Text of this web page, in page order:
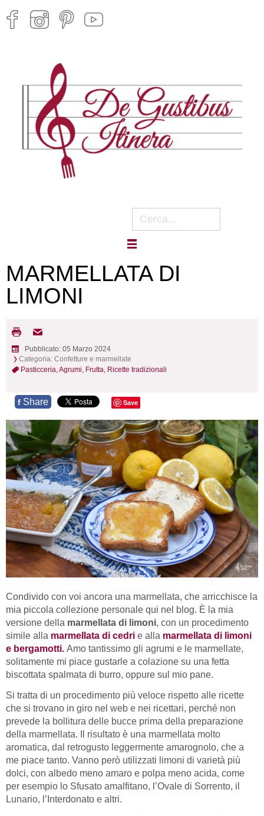
MARMELLATA DI
LIMONI
Pubblicato: 05 Marzo 2024
Categoria: Confetture e marmellate
Pasticceria,Agrumi, Frutta, Ricette tradizionali
f Share Save
Condivido con voi ancora una marmellata, che arricchisce la
mia piccola collezione personale qui nel blog. È la mia
versione della marmellata di limoni, con un procedimento
simile alla marmellata di cedri e alla marmellata di limoni
e bergamotti. Amo tantissimo gli agrumi e le marmellate,
solitamente mi piace gustarle a colazione su una fetta
biscottata spalmata di burro, oppure sul mio pane.
Si tratta di un procedimento più veloce rispetto alle ricette
che si trovano in giro nel web e nei ricettari, perché non
prevede la bollitura delle bucce prima della preparazione
della marmellata. Il risultato è una marmellata molto
aromatica, dal retrogusto leggermente amarognolo, che a
me piace tanto. Vanno però utilizzati limoni di varietà più
dolci, con albedo meno amaro e polpa meno acida, come
per esempio lo Sfusato amalfitano, l’Ovale di Sorrento, il
Lunario, l’Interdonato e altri.